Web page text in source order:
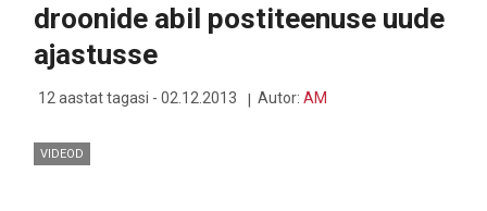
droonide abil postiteenuse uude
ajastusse
12 aastat tagasi - 02.12.2013 Autor: AM
VIDEOD